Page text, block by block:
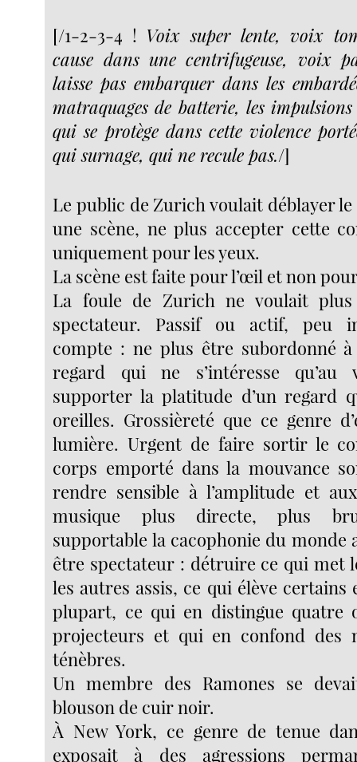
[/1-2-3-4 ! Voix super lente, voix
cause dans une centrifugeuse, voix
laisse pas embarquer dans les
matraquages de batterie, les
qui se protège dans cette violence
qui surnage, qui ne recule pas./]
Le public de Zurich voulait déblayer
une scène, ne plus accepter cette
uniquement pour les yeux.
La scène est faite pour l’œil et non
La foule de Zurich ne voulait
spectateur. Passif ou actif, peu
compte : ne plus être subordonné
regard qui ne s’intéresse qu’au
supporter la platitude d’un regard
oreilles. Grossièreté que ce genre
lumière. Urgent de faire sortir le
corps emporté dans la mouvance
rendre sensible à l’amplitude et
musique plus directe, plus
supportable la cacophonie du monde
être spectateur : détruire ce qui met
les autres assis, ce qui élève certains
plupart, ce qui en distingue quatre
projecteurs et qui en confond des
ténèbres.
Un membre des Ramones se
blouson de cuir noir.
À New York, ce genre de tenue
exposait à des agressions